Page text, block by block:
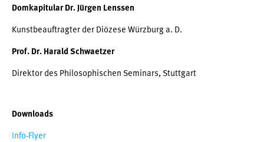
Domkapitular Dr. Jürgen Lenssen
Kunstbeauftragter der Diözese Würzburg a. D.
Prof. Dr. Harald Schwaetzer
Direktor des Philosophischen Seminars, Stuttgart
Downloads
Info-Flyer